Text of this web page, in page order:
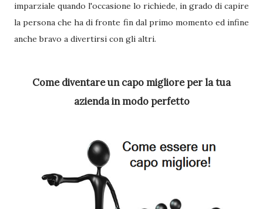
imparziale quando l'occasione lo richiede, in grado di capire
la persona che ha di fronte fin dal primo momento ed infine
anche bravo a divertirsi con gli altri.
Come diventare un capo migliore per la tua
aziendain modo perfetto